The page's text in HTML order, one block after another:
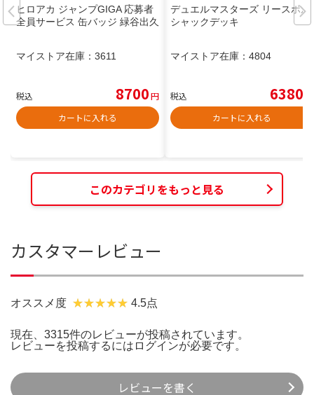
ヒロアカ ジャンプGIGA 応募者
全員サービス 缶バッジ 緑谷出久
マイストア在庫： 3611
税込 8700円
カートに入れる
デュエルマスターズ リースボル
シャックデッキ
マイストア在庫： 4804
税込 6380
カートに入れる
このカテゴリをもっと見る
カスタマーレビュー
オススメ度 4.5点
現在、3315件のレビューが投稿されています。
レビューを投稿するには ログインが必要です。
レビューを書く